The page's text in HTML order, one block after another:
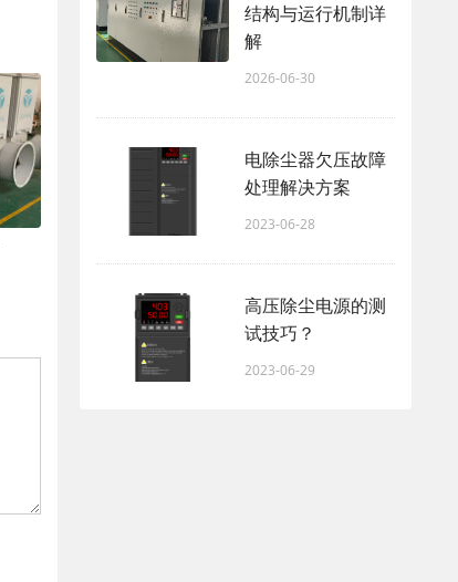
结构与运行机制详
解
2026-06-30
电除尘器欠压故障
处理解决方案
2023-06-28
高压除尘电源的测
试技巧？
2023-06-29